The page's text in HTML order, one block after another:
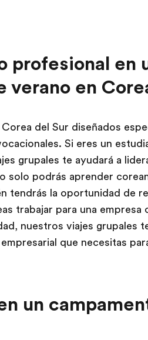
profesional en
verano en
del Sur diseñados
Si eres un
grupales te ayudará a
solo podrás aprender
tendrás la oportunidad de
trabajar para una empresa
nuestros viajes grupales
que necesitas
un